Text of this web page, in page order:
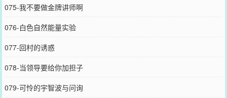
075-我不要做金牌讲师啊
076-白色自然能量实验
077-回村的诱惑
078-当领导要给你加担子
079-可怜的宇智波与问询